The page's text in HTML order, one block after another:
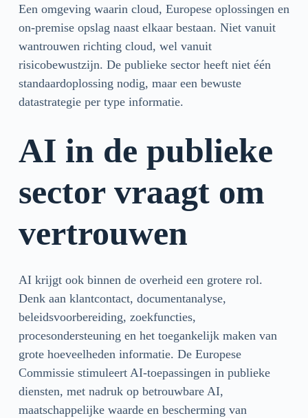
Een omgeving waarin cloud, Europese oplossingen en
on-premise opslag naast elkaar bestaan. Niet vanuit
wantrouwen richting cloud, wel vanuit
risicobewustzijn. De publieke sector heeft niet één
standaardoplossing nodig, maar een bewuste
datastrategie per type informatie.
AI in de publieke
sector vraagt om
vertrouwen
AI krijgt ook binnen de overheid een grotere rol.
Denk aan klantcontact, documentanalyse,
beleidsvoorbereiding, zoekfuncties,
procesondersteuning en het toegankelijk maken van
grote hoeveelheden informatie. De Europese
Commissie stimuleert AI-toepassingen in publieke
diensten, met nadruk op betrouwbare AI,
maatschappelijke waarde en bescherming van